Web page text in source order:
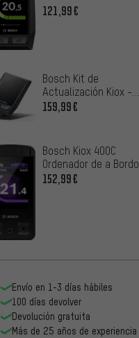
121,99€
Bosch Kit de
Actualización Kiox -
BUI330
159,99€
Bosch Kiox 400C
Ordenador de a Bordo
(BRC3200)
152,99€
Envío en 1-3 días hábiles
100 días devolver
Devolución gratuita
Más de 25 años de experiencia